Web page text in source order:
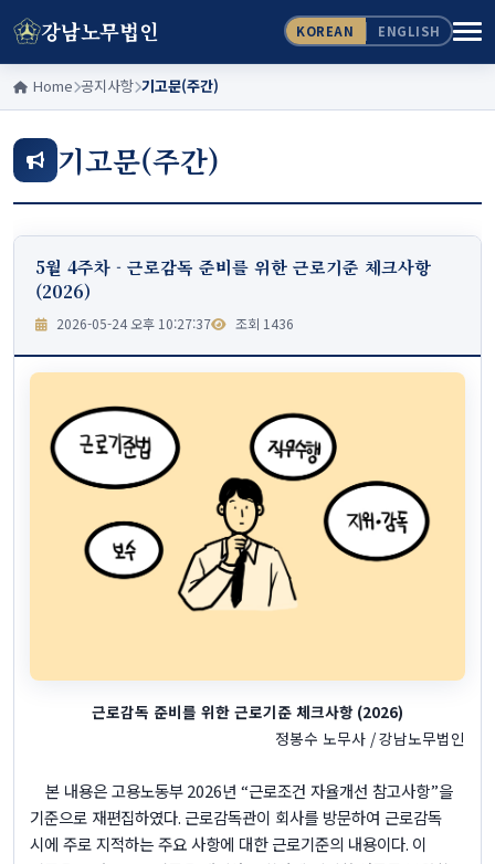
강남노무법인 KOREAN ENGLISH
Home 공지사항 기고문(주간)
기고문(주간)
5월 4주차 - 근로감독 준비를 위한 근로기준 체크사항
(2026)
2026-05-24 오후 10:27:37 조회 1436
근로감독 준비를 위한 근로기준 체크사항 (2026)
정봉수 노무사 /강남노무법인
본 내용은 고용노동부2026년“근로조건 자율개선 참고사항”을
기준으로 재편집하였다. 근로감독관이 회사를 방문하여 근로감독
시에 주로 지적하는 주요 사항에 대한 근로기준의 내용이다. 이